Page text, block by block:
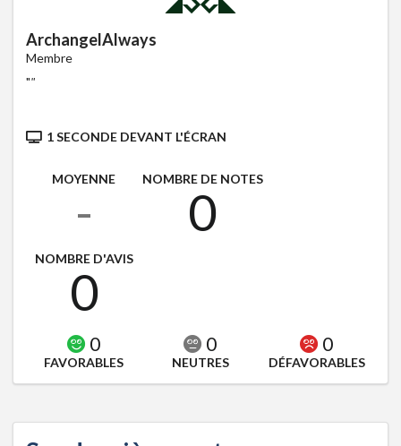
ArchangelAlways
Membre
""
1 SECONDE DEVANT L'ÉCRAN
MOYENNE
-
NOMBRE DE NOTES
0
NOMBRE D'AVIS
0
0
FAVORABLES
0
NEUTRES
0
DÉFAVORABLES